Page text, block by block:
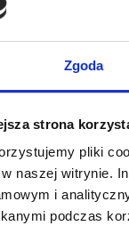
Zgoda
strona
pliki
naszej witrynie.
i
podczas
popularnością
sieci zostanie
będzie
całej rodziny.
potrzeby naszych
nowy
pewni, że
Placu Unii – mówi